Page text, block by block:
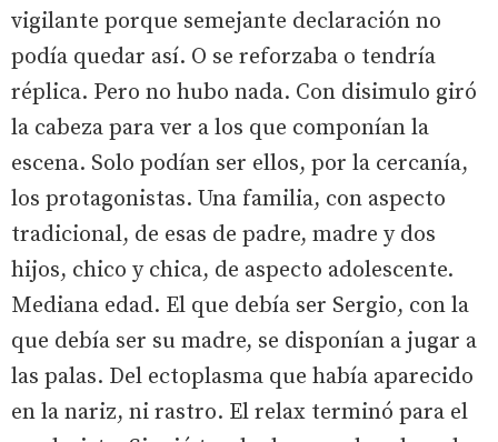
vigilante porque semejante declaración no
podía quedar así. O se reforzaba o tendría
réplica. Pero no hubo nada. Con disimulo giró
la cabeza para ver a los que componían la
escena. Solo podían ser ellos, por la cercanía,
los protagonistas. Una familia, con aspecto
tradicional, de esas de padre, madre y dos
hijos, chico y chica, de aspecto adolescente.
Mediana edad. El que debía ser Sergio, con la
que debía ser su madre, se disponían a jugar a
las palas. Del ectoplasma que había aparecido
en la nariz, ni rastro. El relax terminó para el